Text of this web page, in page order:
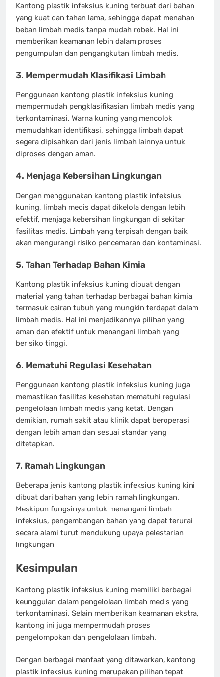
Kantong plastik infeksius kuning terbuat dari bahan
yang kuat dan tahan lama, sehingga dapat menahan
beban limbah medis tanpa mudah robek. Hal ini
memberikan keamanan lebih dalam proses
pengumpulan dan pengangkutan limbah medis.
3. Mempermudah Klasifikasi Limbah
Penggunaan kantong plastik infeksius kuning
mempermudah pengklasifikasian limbah medis yang
terkontaminasi. Warna kuning yang mencolok
memudahkan identifikasi, sehingga limbah dapat
segera dipisahkan dari jenis limbah lainnya untuk
diproses dengan aman.
4. Menjaga Kebersihan Lingkungan
Dengan menggunakan kantong plastik infeksius
kuning, limbah medis dapat dikelola dengan lebih
efektif, menjaga kebersihan lingkungan di sekitar
fasilitas medis. Limbah yang terpisah dengan baik
akan mengurangi risiko pencemaran dan kontaminasi.
5. Tahan Terhadap Bahan Kimia
Kantong plastik infeksius kuning dibuat dengan
material yang tahan terhadap berbagai bahan kimia,
termasuk cairan tubuh yang mungkin terdapat dalam
limbah medis. Hal ini menjadikannya pilihan yang
aman dan efektif untuk menangani limbah yang
berisiko tinggi.
6. Mematuhi Regulasi Kesehatan
Penggunaan kantong plastik infeksius kuning juga
memastikan fasilitas kesehatan mematuhi regulasi
pengelolaan limbah medis yang ketat. Dengan
demikian, rumah sakit atau klinik dapat beroperasi
dengan lebih aman dan sesuai standar yang
ditetapkan.
7. Ramah Lingkungan
Beberapa jenis kantong plastik infeksius kuning kini
dibuat dari bahan yang lebih ramah lingkungan.
Meskipun fungsinya untuk menangani limbah
infeksius, pengembangan bahan yang dapat terurai
secara alami turut mendukung upaya pelestarian
lingkungan.
Kesimpulan
Kantong plastik infeksius kuning memiliki berbagai
keunggulan dalam pengelolaan limbah medis yang
terkontaminasi. Selain memberikan keamanan ekstra,
kantong ini juga mempermudah proses
pengelompokan dan pengelolaan limbah.
Dengan berbagai manfaat yang ditawarkan, kantong
plastik infeksius kuning merupakan pilihan tepat